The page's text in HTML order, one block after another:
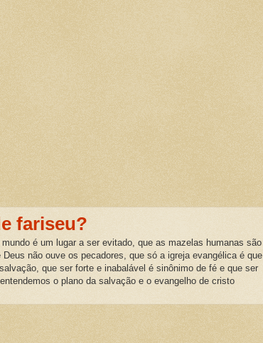
fariseu?
é um lugar a ser evitado, que as mazelas humanas são
não ouve os pecadores, que só a igreja evangélica é que
que ser forte e inabalável é sinônimo de fé e que ser
o plano da salvação e o evangelho de cristo